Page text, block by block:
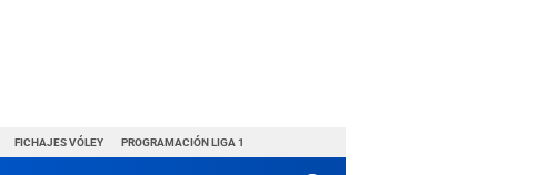
FICHAJES VÓLEY PROGRAMACIÓN LIGA 1